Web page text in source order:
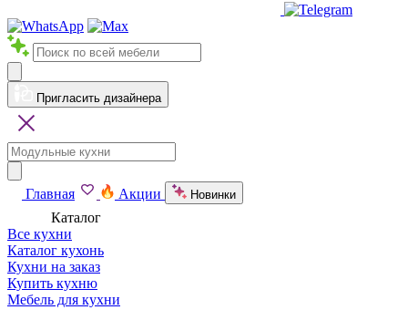
Пригласить дизайнера
Главная Акции Новинки
Каталог
Все кухни
Каталог кухонь
Кухни на заказ
Купить кухню
Мебель для кухни